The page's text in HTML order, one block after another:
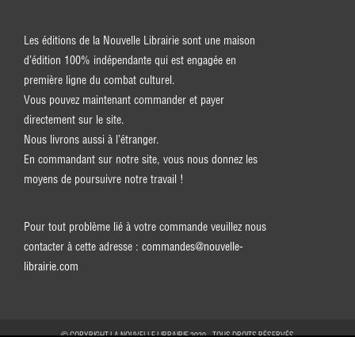
Les éditions de la Nouvelle Librairie sont une maison
d’édition 100% indépendante qui est engagée en
première ligne du combat culturel.
Vous pouvez maintenant commander et payer
directement sur le site.
Nous livrons aussi à l’étranger.
En commandant sur notre site, vous nous donnez les
moyens de poursuivre notre travail !
Pour tout problème lié à votre commande veuillez nous
contacter à cette adresse : commandes@nouvelle-
librairie.com